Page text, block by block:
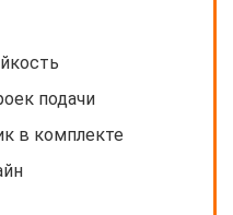
подачи
в комплекте